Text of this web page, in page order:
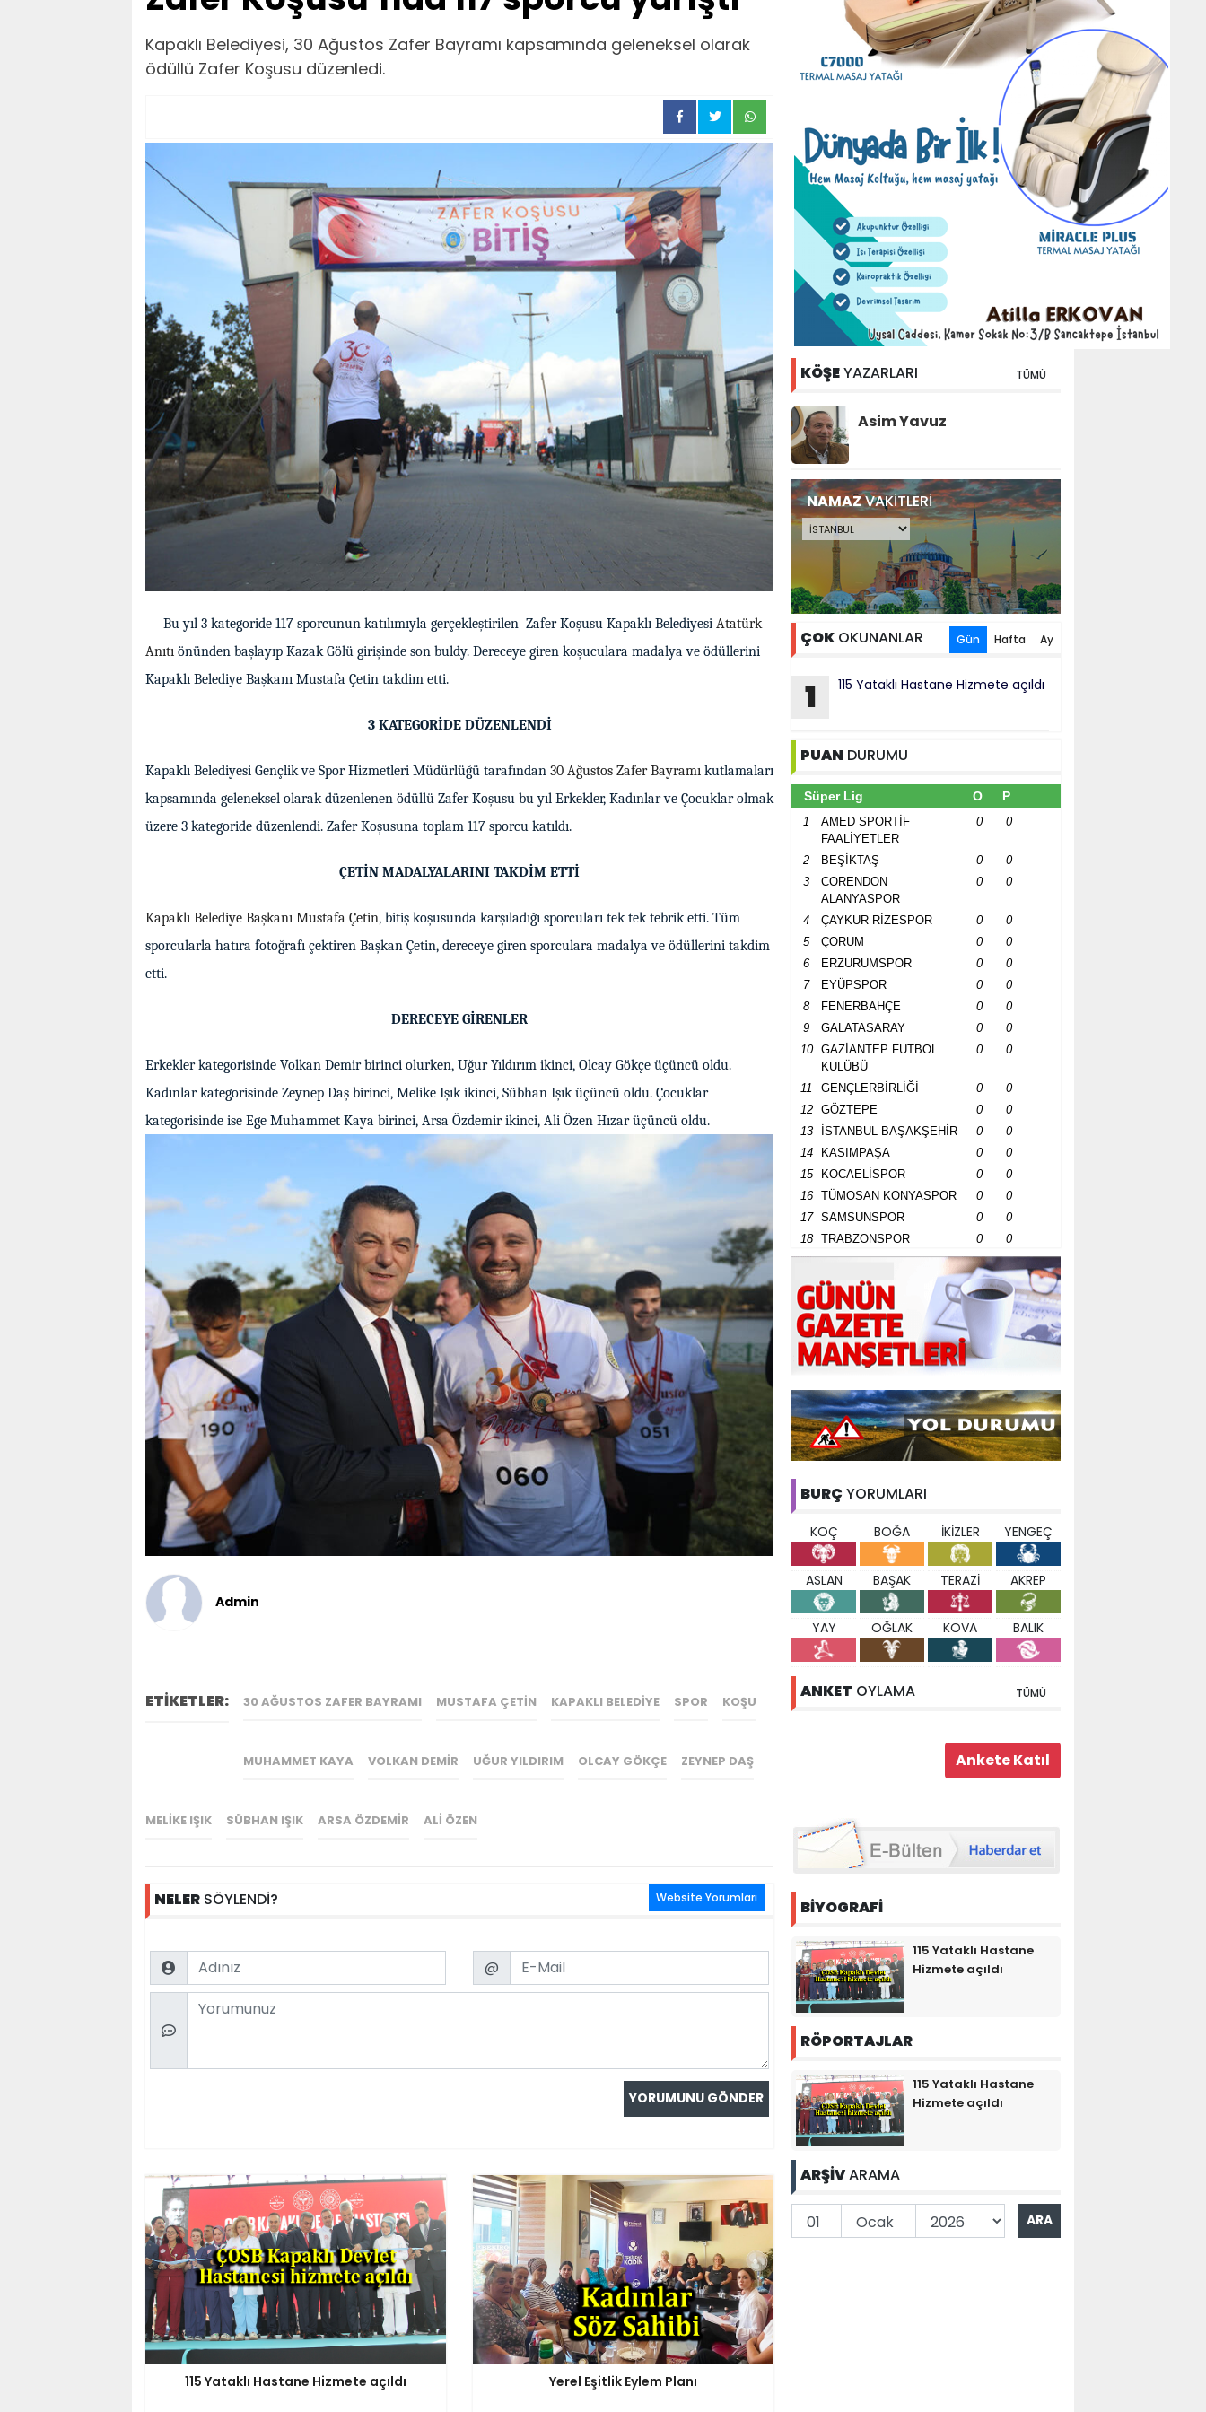
Kapaklı Belediyesi, 30 Ağustos Zafer Bayramı kapsamında geleneksel olarak
ödüllü Zafer Koşusu düzenledi.
Bu yıl 3 kategoride 117 sporcunun katılımıyla gerçekleştirilen Zafer Koşusu Kapaklı Belediyesi Atatürk
Anıtı önünden başlayıp Kazak Gölü girişinde son buldy. Dereceye giren koşuculara madalya ve ödüllerini
Kapaklı Belediye Başkanı Mustafa Çetin takdim etti.
3 KATEGORİDE DÜZENLENDİ
Kapaklı Belediyesi Gençlik ve Spor Hizmetleri Müdürlüğü tarafından 30 Ağustos Zafer Bayramı kutlamaları
kapsamında geleneksel olarak düzenlenen ödüllü Zafer Koşusu bu yıl Erkekler, Kadınlar ve Çocuklar olmak
üzere 3 kategoride düzenlendi. Zafer Koşusuna toplam 117 sporcu katıldı.
ÇETİN MADALYALARINI TAKDİM ETTİ
Kapaklı Belediye Başkanı Mustafa Çetin, bitiş koşusunda karşıladığı sporcuları tek tek tebrik etti. Tüm
sporcularla hatıra fotoğrafı çektiren Başkan Çetin, dereceye giren sporculara madalya ve ödüllerini takdim
etti.
DERECEYE GİRENLER
Erkekler kategorisinde Volkan Demir birinci olurken, Uğur Yıldırım ikinci, Olcay Gökçe üçüncü oldu.
Kadınlar kategorisinde Zeynep Daş birinci, Melike Işık ikinci, Sübhan Işık üçüncü oldu. Çocuklar
kategorisinde ise Ege Muhammet Kaya birinci, Arsa Özdemir ikinci, Ali Özen Hızar üçüncü oldu.
Admin
ETİKETLER: 30 AĞUSTOS ZAFER BAYRAMI MUSTAFA ÇETIN KAPAKLI BELEDIYE SPOR KOŞU
MUHAMMET KAYA VOLKAN DEMIR UĞUR YILDIRIM OLCAY GÖKÇE ZEYNEP DAŞ
MELIKE IŞIK SÜBHAN IŞIK ARSA ÖZDEMIR ALI ÖZEN
NELER SÖYLENDİ? Website Yorumları
Name Email
@
Comment
115 Yataklı Hastane Hizmete açıldı Yerel Eşitlik Eylem Planı
KÖŞEYAZARLARI TÜMÜ
Asim Yavuz
NAMAZVAKİTLERİ
ÇOK OKUNANLAR Gün Hafta Ay
1 115 Yataklı Hastane Hizmete açıldı
PUAN DURUMU
Süper Lig O P
1
AMED SPORTİF
FAALİYETLER
0 0
2 BEŞİKTAŞ 0
0
3
CORENDON
ALANYASPOR
0 0
4 ÇAYKUR RİZESPOR 0
0
5
ÇORUM 0
0
6
ERZURUMSPOR 0
0
7
EYÜPSPOR 0
0
8
FENERBAHÇE 0
0
9
GALATASARAY 0
0
10
GAZİANTEP FUTBOL
KULÜBÜ
0 0
11 GENÇLERBİRLİĞİ 0
0
12
GÖZTEPE 0
0
13
İSTANBUL BAŞAKŞEHİR 0
0
14
KASIMPAŞA 0
0
15
KOCAELİSPOR 0
0
16
TÜMOSAN KONYASPOR 0
0
17
SAMSUNSPOR 0
0
18
TRABZONSPOR 0 0
BURÇ YORUMLARI
KOÇ BOĞA İKİZLER YENGEÇ
ASLAN BAŞAK TERAZİ AKREP
YAY OĞLAK KOVA BALIK
ANKET OYLAMA TÜMÜ
BİYOGRAFİ
115 Yataklı Hastane
Hizmete açıldı
RÖPORTAJLAR
115 Yataklı Hastane
Hizmete açıldı
ARŞİVARAMA